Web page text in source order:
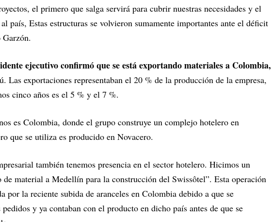
el primero que salga servirá para cubrir nuestras necesidades y el
país, Estas estructuras se volvieron sumamente importantes ante el déficit
ejecutivo confirmó que se está exportando materiales a Colombia,
ú. Las exportaciones representaban el 20 % de la producción de la empresa,
cinco años es el 5 % y el 7 %.
es Colombia, donde el grupo construye un complejo hotelero en
que se utiliza es producido en Novacero.
también tenemos presencia en el sector hotelero. Hicimos un
de material a Medellín para la construcción del Swissôtel”. Esta operación
por la reciente subida de aranceles en Colombia debido a que se
y ya contaban con el producto en dicho país antes de que se